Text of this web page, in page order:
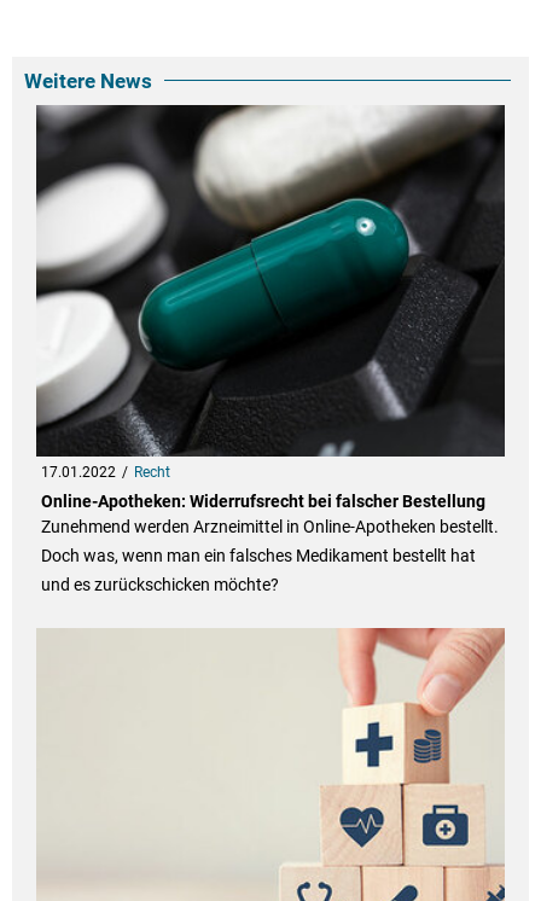
Weitere News
17.01.2022 Recht
Online-Apotheken: Widerrufsrecht bei falscher Bestellung
Zunehmend werden Arzneimittel in Online-Apotheken bestellt.
Doch was, wenn man ein falsches Medikament bestellt hat
und es zurückschicken möchte?